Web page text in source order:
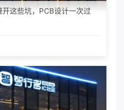
这些坑，PCB设计一次过